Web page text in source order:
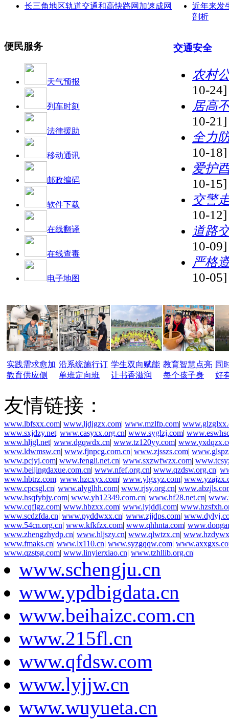
长三角地区轨道交通和高快路网加速成网
近年来发
剖析
便民服务
天气预报
列车时刻
法律援助
移动通讯
邮政编码
软件下载
在线翻译
在线查毒
电子地图
交通安全
农村
10-24]
居高
10-21]
全力
10-18]
爱护
10-15]
交警
10-12]
道路
10-09]
严格
10-05]
实践需求愈加
教育供应侧
沿系统施行订
单班定向班
学生双向赋能
让书香滋润
教育智慧点亮
每个孩子身
同
好
友情链接：
www.lbfsxx.com| www.ljdjgzx.com| www.mzlfp.com|
www.sxjdzy.net| www.casyxx.org.cn| www.syglzj.com|
www.hljgl.net| www.dgqwdx.cn| www.tz120yy.com|
www.ldwmsw.cn| www.fjnpcg.com.cn| www.zjsszs.com|
www.pcjyj.com| www.fengli.net.cn| www.sxzwfwzx.com|
www.beijingdaxue.com.cn| www.nfef.org.cn| www.qzdsw.org.cn|
www.hbtrz.com| www.hzcxyx.com| www.ylgxyz.com|
www.cpcsgl.cn| www.alyglhh.com| www.rjsy.org.cn|
www.hsqfybjy.com| www.yh12349.com.cn| www.hf28.net.cn|
www.cqflgz.com| www.hbzxx.com| www.lyjddj.com|
www.scdzfda.cn| www.pyddwxx.cn| www.zjjdps.com|
www.54cn.org.cn| www.kfkfzx.com| www.qhhnta.com|
www.zhengzhydp.cn| www.hljszy.cn| www.qlwtzx.cn|
www.fmaks.cn| www.lx110.cn| www.syzgqqw.com|
www.qzstsg.com| www.linyierxiao.cn| www.tzhllib.org.cn|
www.schengju.cn
www.ypdbigdata.cn
www.beihaizc.com.cn
www.215fl.cn
www.qfdsw.com
www.lyjjw.cn
www.wuyueta.cn